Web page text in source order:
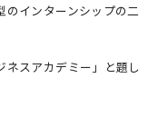
のインターンシップの二
ネスアカデミー」と題し